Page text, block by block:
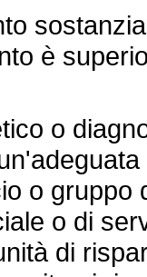
è
o
o gruppo
o di
di